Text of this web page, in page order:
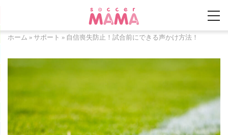
ホーム » サポート » 自信喪失防止！試合前にできる声かけ方法！